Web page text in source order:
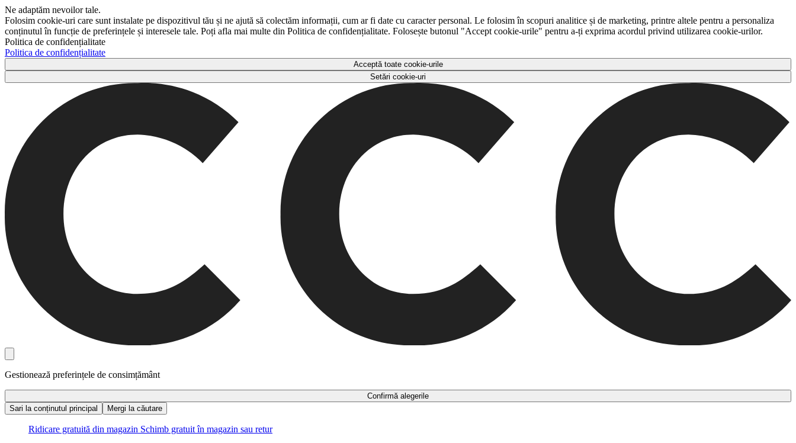
Ne adaptăm nevoilor tale.
Folosim cookie-uri care sunt instalate pe dispozitivul tău și ne ajută să colectăm informații, cum ar fi date cu caracter personal. Le folosim în scopuri analitice și de marketing, printre altele pentru a personaliza
conținutul în funcție de preferințele și interesele tale. Poți afla mai multe din Politica de confidențialitate. Folosește butonul "Accept cookie-urile" pentru a-ți exprima acordul privind utilizarea cookie-urilor.
Politica de confidențialitate
Politica de confidențialitate
Acceptă toate cookie-urile
Setări cookie-uri
Gestionează preferințele de consimțământ
Confirmă alegerile
Sari la conținutul principal
Mergi la căutare
Ridicare gratuită din magazin Schimb gratuit în magazin sau retur